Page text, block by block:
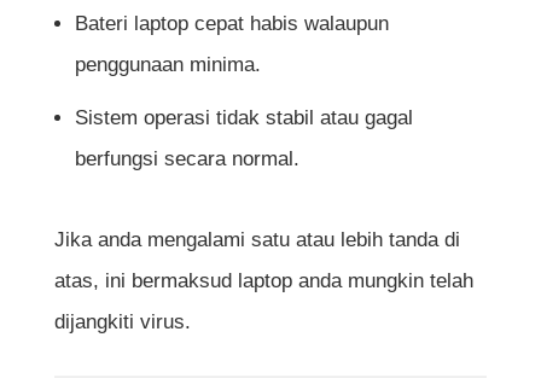
Apakah antivirus terbaik untuk digunakan
Bateri laptop cepat habis walaupun
penggunaan minima.
Sistem operasi tidak stabil atau gagal
berfungsi secara normal.
Jika anda mengalami satu atau lebih tanda di
atas, ini bermaksud laptop anda mungkin telah
dijangkiti virus.